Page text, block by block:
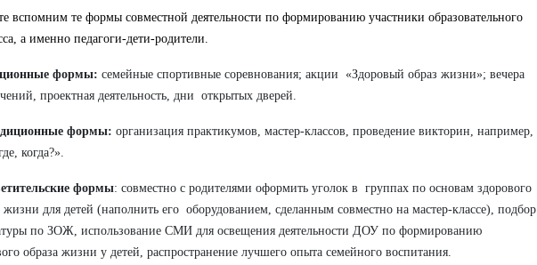
вспомним те формы совместной деятельности по формированию участники образовательного
а именно педагоги-дети-родители.
формы: семейные спортивные соревнования; акции «Здоровый образ жизни»; вечера
проектная деятельность, дни открытых дверей.
формы: организация практикумов, мастер-классов, проведение викторин, например,
когда?».
формы: совместно с родителями оформить уголок в группах по основам здорового
жизни для детей (наполнить его оборудованием, сделанным совместно на мастер-классе), подбор
по ЗОЖ, использование СМИ для освещения деятельности ДОУ по формированию
образа жизни у детей, распространение лучшего опыта семейного воспитания.